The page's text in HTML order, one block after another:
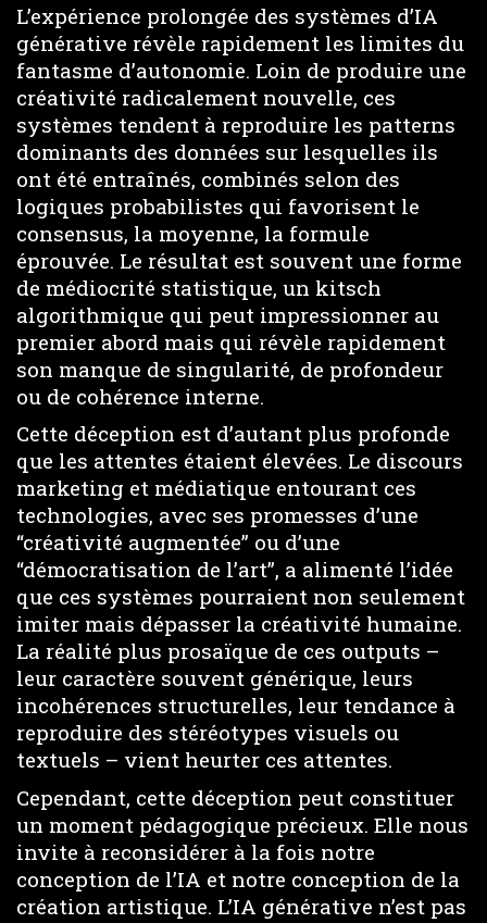
L’expérience prolongée des systèmes d’IA
générative révèle rapidement les limites du
fantasme d’autonomie. Loin de produire une
créativité radicalement nouvelle, ces
systèmes tendent à reproduire les patterns
dominants des données sur lesquelles ils
ont été entraînés, combinés selon des
logiques probabilistes qui favorisent le
consensus, la moyenne, la formule
éprouvée. Le résultat est souvent une forme
de médiocrité statistique, un kitsch
algorithmique qui peut impressionner au
premier abord mais qui révèle rapidement
son manque de singularité, de profondeur
ou de cohérence interne.
Cette déception est d’autant plus profonde
que les attentes étaient élevées. Le discours
marketing et médiatique entourant ces
technologies, avec ses promesses d’une
“créativité augmentée” ou d’une
“démocratisation de l’art”, a alimenté l’idée
que ces systèmes pourraient non seulement
imiter mais dépasser la créativité humaine.
La réalité plus prosaïque de ces outputs –
leur caractère souvent générique, leurs
incohérences structurelles, leur tendance à
reproduire des stéréotypes visuels ou
textuels – vient heurter ces attentes.
Cependant, cette déception peut constituer
un moment pédagogique précieux. Elle nous
invite à reconsidérer à la fois notre
conception de l’IA et notre conception de la
création artistique. L’IA générative n’est pas